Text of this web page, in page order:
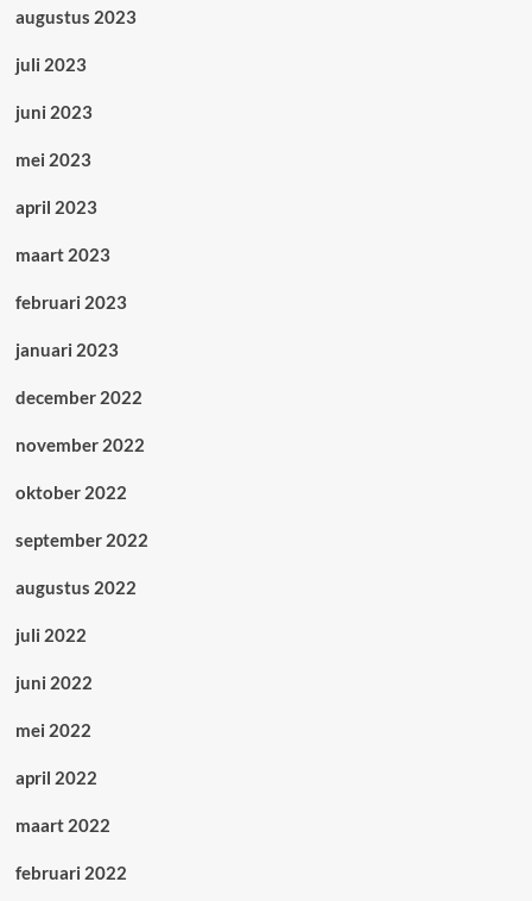
augustus 2023
juli 2023
juni 2023
mei 2023
april 2023
maart 2023
februari 2023
januari 2023
december 2022
november 2022
oktober 2022
september 2022
augustus 2022
juli 2022
juni 2022
mei 2022
april 2022
maart 2022
februari 2022